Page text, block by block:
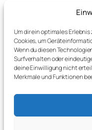
Um dir ein optimales
Cookies, um
Wenn du diesen
Surfverhalten oder
deine Einwilligung nicht
Merkmale und Funktionen
Foto :Klaus Steger. Danke!
← Saisonstart
für forice89
Masters